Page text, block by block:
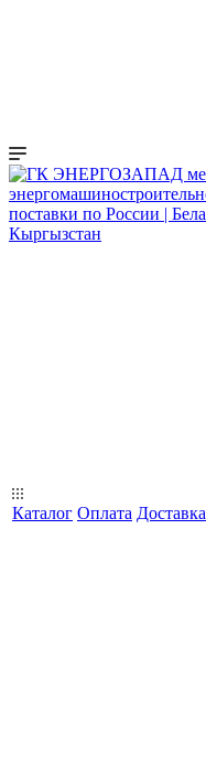
Каталог Оплата Доставка